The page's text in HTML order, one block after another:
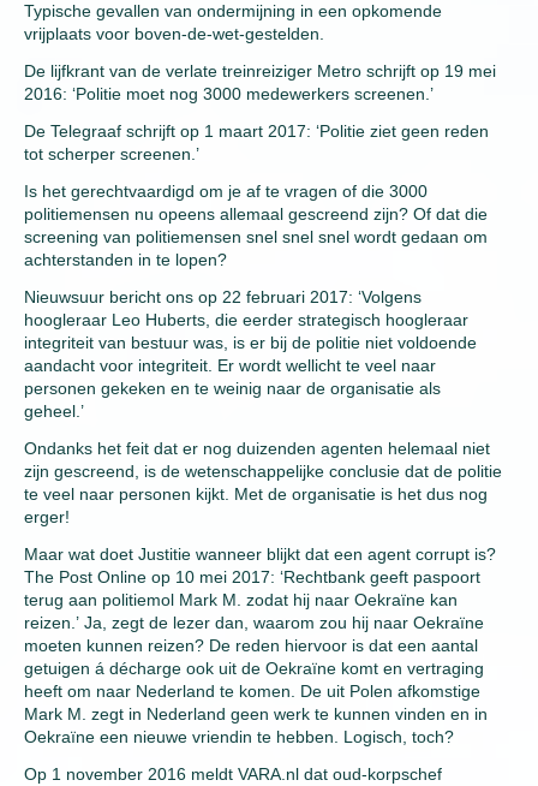
Typische gevallen van ondermijning in een opkomende
vrijplaats voor boven-de-wet-gestelden.
De lijfkrant van de verlate treinreiziger Metro schrijft op 19 mei
2016: ‘Politie moet nog 3000 medewerkers screenen.’
De Telegraaf schrijft op 1 maart 2017: ‘Politie ziet geen reden
tot scherper screenen.’
Is het gerechtvaardigd om je af te vragen of die 3000
politiemensen nu opeens allemaal gescreend zijn? Of dat die
screening van politiemensen snel snel snel wordt gedaan om
achterstanden in te lopen?
Nieuwsuur bericht ons op 22 februari 2017: ‘Volgens
hoogleraar Leo Huberts, die eerder strategisch hoogleraar
integriteit van bestuur was, is er bij de politie niet voldoende
aandacht voor integriteit. Er wordt wellicht te veel naar
personen gekeken en te weinig naar de organisatie als
geheel.’
Ondanks het feit dat er nog duizenden agenten helemaal niet
zijn gescreend, is de wetenschappelijke conclusie dat de politie
te veel naar personen kijkt. Met de organisatie is het dus nog
erger!
Maar wat doet Justitie wanneer blijkt dat een agent corrupt is?
The Post Online op 10 mei 2017: ‘Rechtbank geeft paspoort
terug aan politiemol Mark M. zodat hij naar Oekraïne kan
reizen.’ Ja, zegt de lezer dan, waarom zou hij naar Oekraïne
moeten kunnen reizen? De reden hiervoor is dat een aantal
getuigen á décharge ook uit de Oekraïne komt en vertraging
heeft om naar Nederland te komen. De uit Polen afkomstige
Mark M. zegt in Nederland geen werk te kunnen vinden en in
Oekraïne een nieuwe vriendin te hebben. Logisch, toch?
Op 1 november 2016 meldt VARA.nl dat oud-korpschef